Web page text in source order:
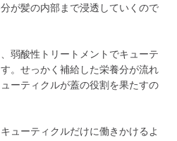
が髪の内部まで浸透していくので
弱酸性トリートメントでキューテ
。せっかく補給した栄養分が流れ
ーティクルが蓋の役割を果たすの
ューティクルだけに働きかけるよ